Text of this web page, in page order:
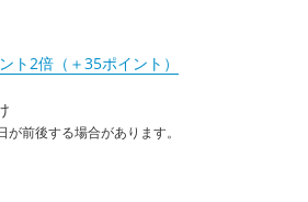
ト2倍（＋35ポイント）
前後する場合があります。